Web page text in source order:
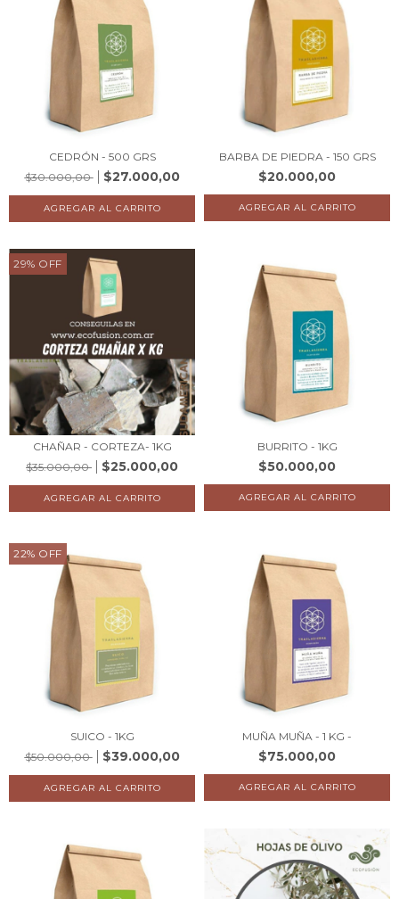
CEDRÓN - 500 GRS
$30.000,00
$27.000,00
BARBA DE PIEDRA - 150 GRS
$20.000,00
29% OFF
CHAÑAR - CORTEZA- 1KG
$35.000,00
$25.000,00
BURRITO - 1KG
$50.000,00
22% OFF
SUICO - 1KG
$50.000,00
$39.000,00
MUÑA MUÑA - 1 KG -
$75.000,00